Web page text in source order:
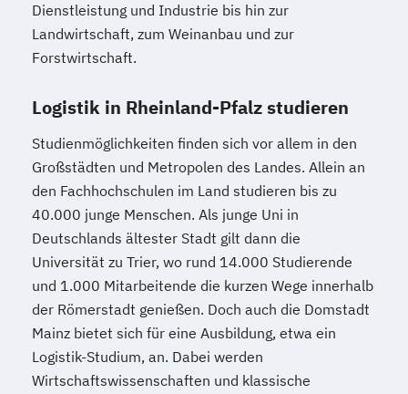
Dienstleistung und Industrie bis hin zur
Landwirtschaft, zum Weinanbau und zur
Forstwirtschaft.
Logistik in Rheinland-Pfalz studieren
Studienmöglichkeiten finden sich vor allem in den
Großstädten und Metropolen des Landes. Allein an
den Fachhochschulen im Land studieren bis zu
40.000 junge Menschen. Als junge Uni in
Deutschlands ältester Stadt gilt dann die
Universität zu Trier, wo rund 14.000 Studierende
und 1.000 Mitarbeitende die kurzen Wege innerhalb
der Römerstadt genießen. Doch auch die Domstadt
Mainz bietet sich für eine Ausbildung, etwa ein
Logistik-Studium, an. Dabei werden
Wirtschaftswissenschaften und klassische